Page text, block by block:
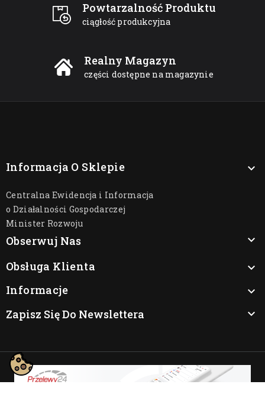
Powtarzalność Produktu
ciągłość produkcyjna
Realny Magazyn
części dostępne na magazynie
Informacja O Sklepie 
Centralna Ewidencja i Informacja
o Działalności Gospodarczej
Minister Rozwoju
Obserwuj Nas

Obsługa Klienta

Informacje

Zapisz Się Do Newslettera
